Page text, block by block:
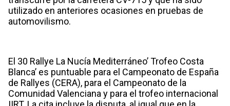
utilizado en anteriores ocasiones en pruebas de
automovilismo.
El 30 Rallye La Nucía Mediterráneo’ Trofeo Costa
Blanca’ es puntuable para el Campeonato de España
de Rallyes (CERA), para el Campeonato de la
Comunidad Valenciana y para el trofeo internacional